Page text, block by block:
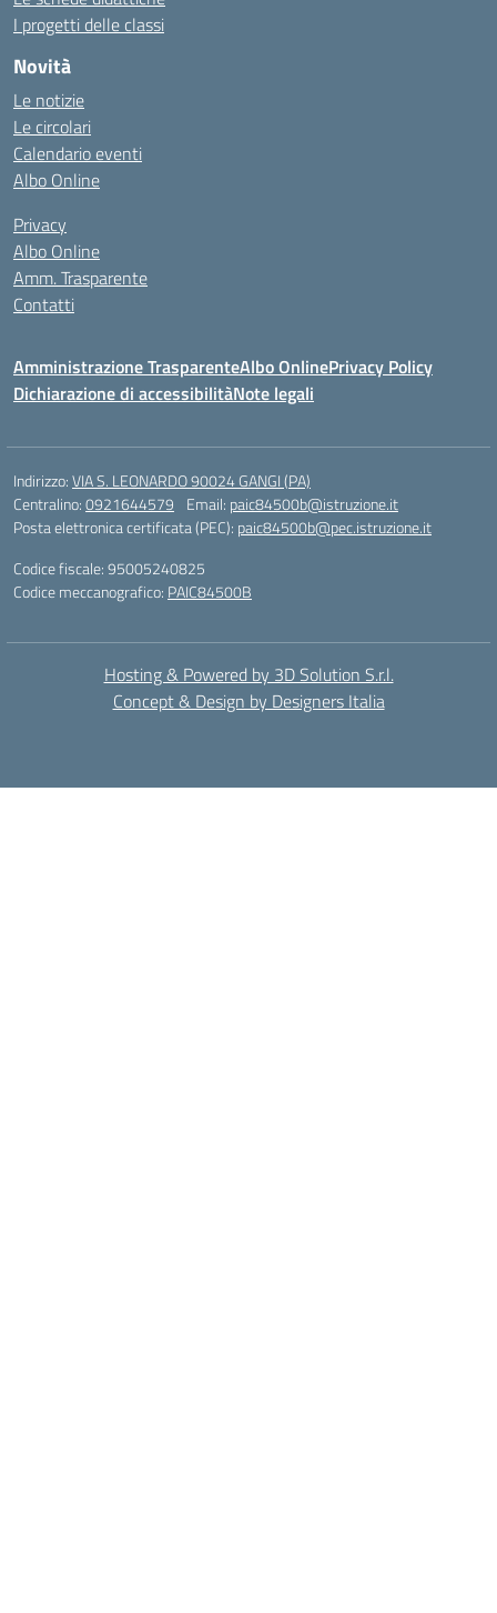
I progetti delle classi
Novità
Le notizie
Le circolari
Calendario eventi
Albo Online
Privacy
Albo Online
Amm. Trasparente
Contatti
Amministrazione TrasparenteAlbo OnlinePrivacy Policy
Dichiarazione di accessibilitàNote legali
Indirizzo:VIA S. LEONARDO 90024 GANGI (PA)
Centralino:0921644579 Email: paic84500b@istruzione.it
Posta elettronica certificata (PEC): paic84500b@pec.istruzione.it
Codice fiscale: 95005240825
Codice meccanografico: PAIC84500B
Hosting & Powered by 3D Solution S.r.l.
Concept & Design by Designers Italia